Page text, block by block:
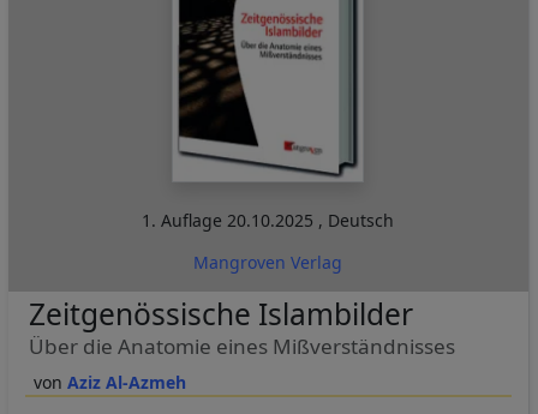
1. Auflage20.10.2025 , Deutsch
Mangroven Verlag
Aziz Al-Azmeh
Zeitgenössische Islambilder
Über die Anatomie eines Mißverständnisses